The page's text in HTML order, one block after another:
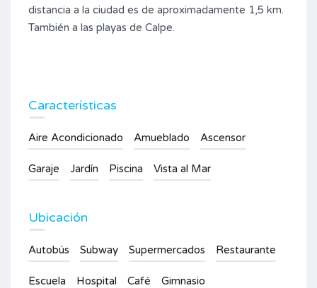
distancia a la ciudad es de aproximadamente 1,5 km.
También a las playas de Calpe.
Características
Aire Acondicionado Amueblado Ascensor
Garaje Jardín Piscina Vista al Mar
Ubicación
Autobús Subway Supermercados Restaurante
Escuela Hospital Café Gimnasio